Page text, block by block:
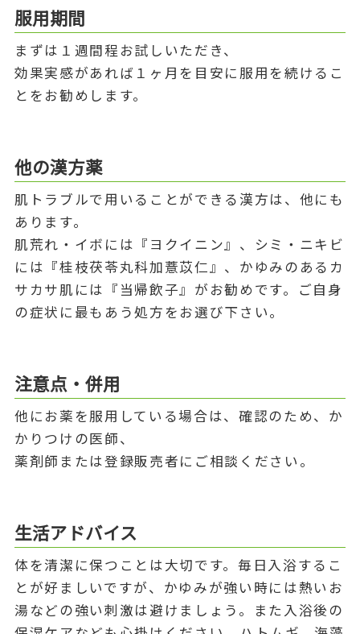
服用期間
まずは１週間程お試しいただき、
効果実感があれば１ヶ月を目安に服用を続けるこ
とをお勧めします。
他の漢方薬
肌トラブルで用いることができる漢方は、他にも
あります。
肌荒れ・イボには『ヨクイニン』、シミ・ニキビ
には『桂枝茯苓丸科加薏苡仁』、かゆみのあるカ
サカサ肌には『当帰飲子』がお勧めです。ご自身
の症状に最もあう処方をお選び下さい。
注意点・併用
他にお薬を服用している場合は、確認のため、か
かりつけの医師、
薬剤師または登録販売者にご相談ください。
生活アドバイス
体を清潔に保つことは大切です。毎日入浴するこ
とが好ましいですが、かゆみが強い時には熱いお
湯などの強い刺激は避けましょう。また入浴後の